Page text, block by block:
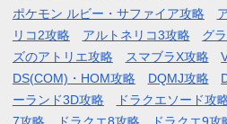
ポケモン ルビー・サファイア攻略
リコ2攻略
アルトネリコ3攻略 グ
ズのアトリエ攻略
スマブラX攻略
DS(COM)・HOM攻略
DQMJ攻略
ーランド3D攻略
ドラクエソード攻
7攻略
ドラクエ8攻略 ドラクエ9攻